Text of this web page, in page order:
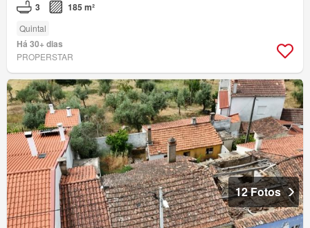
3 185 m²
Quintal
Há 30+ dias
PROPERSTAR
12 Fotos